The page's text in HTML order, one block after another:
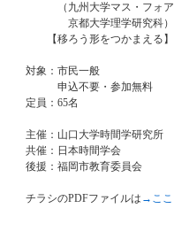
（九州大学マス・フォア
京都大学理学研究科）
【移ろう形をつかまえる】
対象：市民一般
申込不要・参加無料
定員：65名
主催：山口大学時間学研究所
共催：日本時間学会
後援：福岡市教育委員会
チラシのPDFファイルは →こ